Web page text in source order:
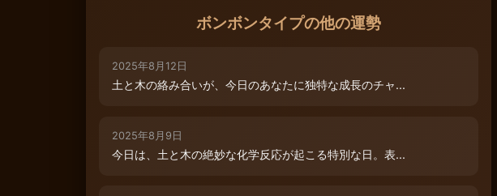
ボンボンタイプの他の運勢
2025年8月12日
土と木の絡み合いが、今日のあなたに独特な成長のチャ...
2025年8月9日
今日は、土と木の絶妙な化学反応が起こる特別な日。表...